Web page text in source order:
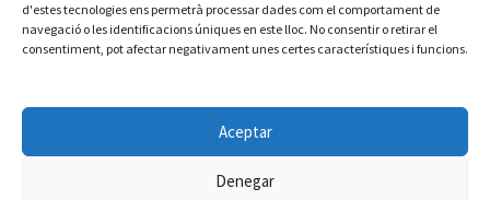
d'estes tecnologies ens permetrà processar dades com el comportament de
navegació o les identificacions úniques en este lloc. No consentir o retirar el
consentiment, pot afectar negativament unes certes característiques i funcions.
Aceptar
Denegar
Contacte Avís legal Política de privacitat Política de cookies
© 2026 Ajuntament de Vilafamés - Desarrollada porCorvanIT